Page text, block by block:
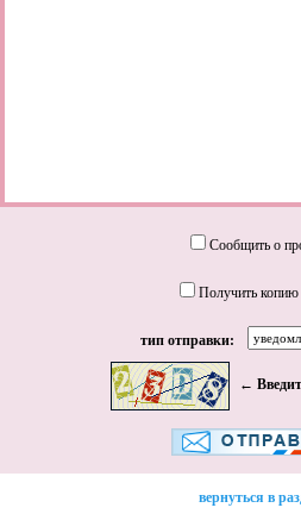
Сообщить о
Получить копию
тип отправки:
←
вернуться в